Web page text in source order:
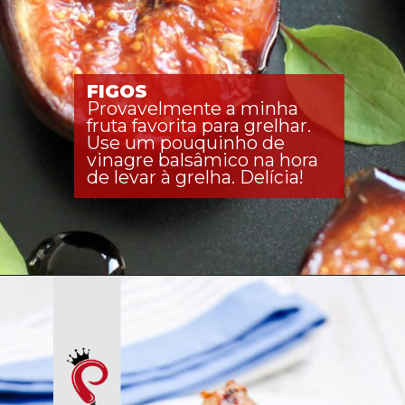
FIGOS
Provavelmente a minha
fruta favorita para grelhar.
Use um pouquinho de
vinagre balsâmico na hora
de levar à grelha. Delícia!